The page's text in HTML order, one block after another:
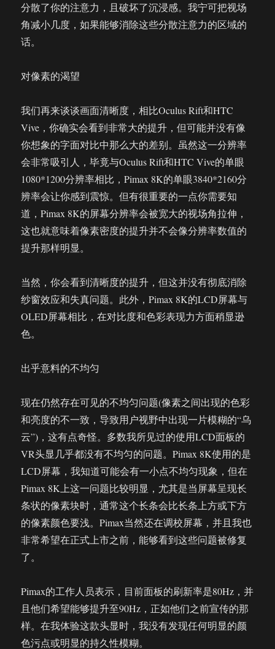
分散了你的注意力，且破坏了沉浸感。我宁可把视场
角减小几度，如果能够消除这些分散注意力的区域的
话。
对像素的渴望
我们再来谈谈画面清晰度，相比Oculus Rift和HTC
Vive，你确实会看到非常大的提升，但可能并没有像
你想象的字面对比中那么大的差别。虽然这一分辨率
会非常吸引人，毕竟与Oculus Rift和HTC Vive的单眼
1080*1200分辨率相比，Pimax 8K的单眼3840*2160分
辨率会让你感到震惊。但有很重要的一点你需要知
道，Pimax 8K的屏幕分辨率会被宽大的视场角拉伸，
这也就意味着像素密度的提升并不会像分辨率数值的
提升那样明显。
当然，你会看到清晰度的提升，但这并没有彻底消除
纱窗效应和失真问题。此外，Pimax 8K的LCD屏幕与
OLED屏幕相比，在对比度和色彩表现力方面稍显逊
色。
出乎意料的不均匀
现在仍然存在可见的不均匀问题(像素之间出现的色彩
和亮度的不一致，导致用户视野中出现一片模糊的“乌
云”)，这有点奇怪。多数我所见过的使用LCD面板的
VR头显几乎都没有不均匀的问题。Pimax 8K使用的是
LCD屏幕，我知道可能会有一小点不均匀现象，但在
Pimax 8K上这一问题比较明显，尤其是当屏幕呈现长
条状的像素块时，通常这个长条会比长条上方或下方
的像素颜色要浅。Pimax当然还在调校屏幕，并且我也
非常希望在正式上市之前，能够看到这些问题被修复
了。
Pimax的工作人员表示，目前面板的刷新率是80Hz，并
且他们希望能够提升至90Hz，正如他们之前宣传的那
样。在我体验这款头显时，我没有发现任何明显的颜
色污点或明显的持久性模糊。